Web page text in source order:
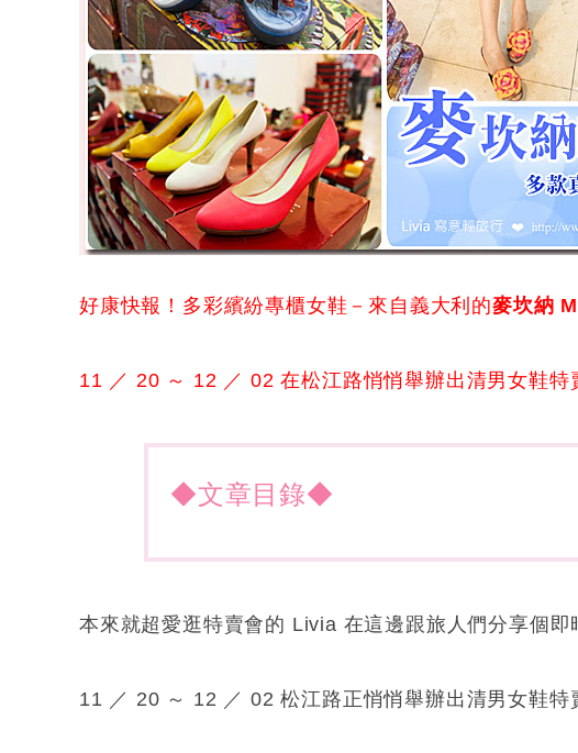
好康快報！多彩繽紛專櫃女鞋－來自義大利的麥坎納
11 ／ 20 ～ 12 ／ 02 在松江路悄悄舉辦出清男女鞋特
◆文章目錄◆
本來就超愛逛特賣會的 Livia 在這邊跟旅人們分享個即
11 ／ 20 ～ 12 ／ 02 松江路正悄悄舉辦出清男女鞋特